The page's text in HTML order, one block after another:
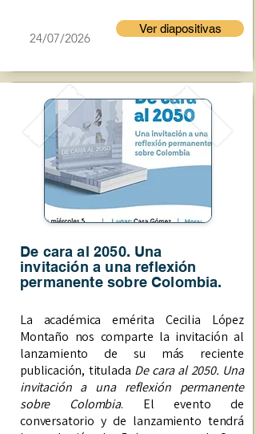
24/07/2026
Ver diapositivas
De cara al 2050. Una
invitación a una reflexión
permanente sobre Colombia.
La académica emérita Cecilia López
Montaño nos comparte la invitación al
lanzamiento de su más reciente
publicación, titulada De cara al 2050. Una
invitación a una reflexión permanente
sobre Colombia. El evento de
conversatorio y de lanzamiento tendrá